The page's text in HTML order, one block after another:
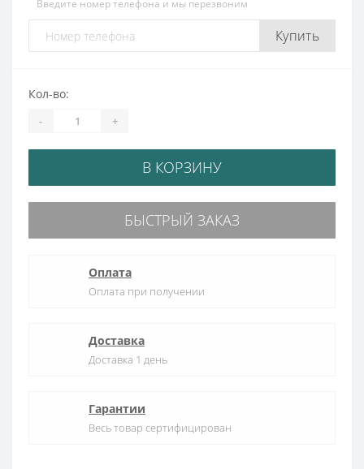
Введите номер телефона и мы перезвоним
Купить
Кол-во:
- +
В КОРЗИНУ
БЫСТРЫЙ ЗАКАЗ
Оплата
Оплата при получении
Доставка
Доставка 1 день
Гарантии
Весь товар сертифицирован